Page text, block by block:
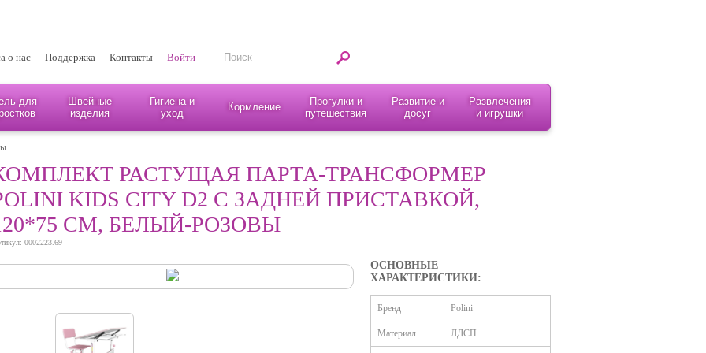
о нас Поддержка Контакты Войти
для
Швейные
изделия
Гигиена и
уход
Кормление
Прогулки и
путешествия
Развитие и
досуг
Развлечения
и игрушки
РАСТУЩАЯ ПАРТА-ТРАНСФОРМЕР
KIDS CITY D2 С ЗАДНЕЙ ПРИСТАВКОЙ,
СМ, БЕЛЫЙ-РОЗОВЫ
0002223.69
ОСНОВНЫЕ
ХАРАКТЕРИСТИКИ:
Бренд Polini
Материал ЛДСП